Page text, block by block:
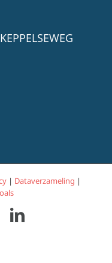
| Dataverzameling |
LinkedIn